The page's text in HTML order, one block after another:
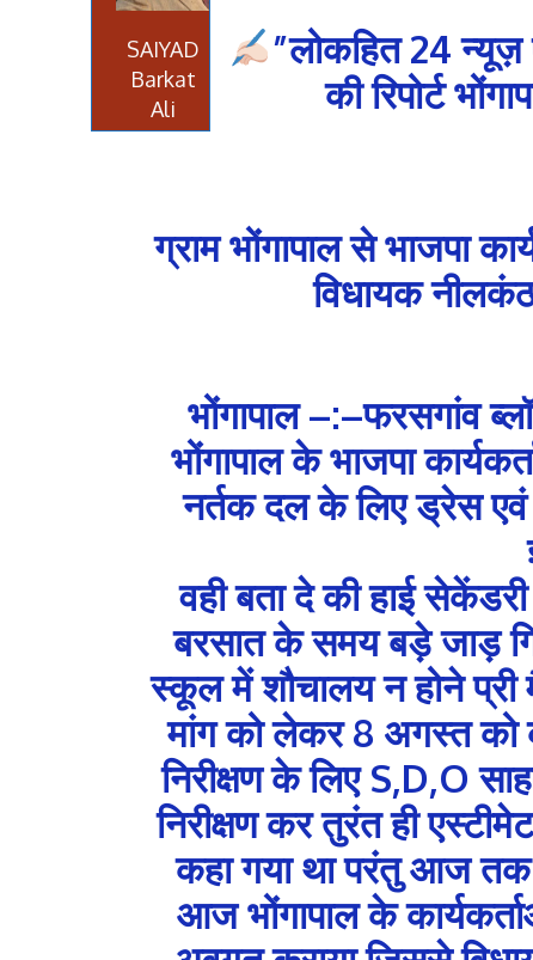
SAIYAD
Barkat
Ali
”लोकहित 24 न्यूज़
की रिपोर्ट
ग्राम भोंगापाल से भाजपा
विधायक
भोंगापाल –:–फरसगांव
भोंगापाल के भाजपा
नर्तक दल के लिए ड्रेस एवं
वही बता दे की हाई
बरसात के समय बड़े जाड़
स्कूल में शौचालय न होने प्री
मांग को लेकर 8 अगस्त को
निरीक्षण के लिए S,D,O
निरीक्षण कर तुरंत ही
कहा गया था परंतु आज
आज भोंगापाल के